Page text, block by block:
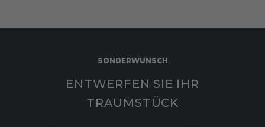
SONDERWUNSCH
ENTWERFEN SIE IHR
TRAUMSTÜCK